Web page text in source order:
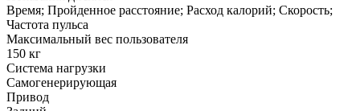
Время; Пройденное расстояние; Расход калорий; Скорость;
Частота пульса
Максимальный вес пользователя
150 кг
Система нагрузки
Самогенерирующая
Привод